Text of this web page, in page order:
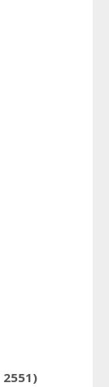
2551)